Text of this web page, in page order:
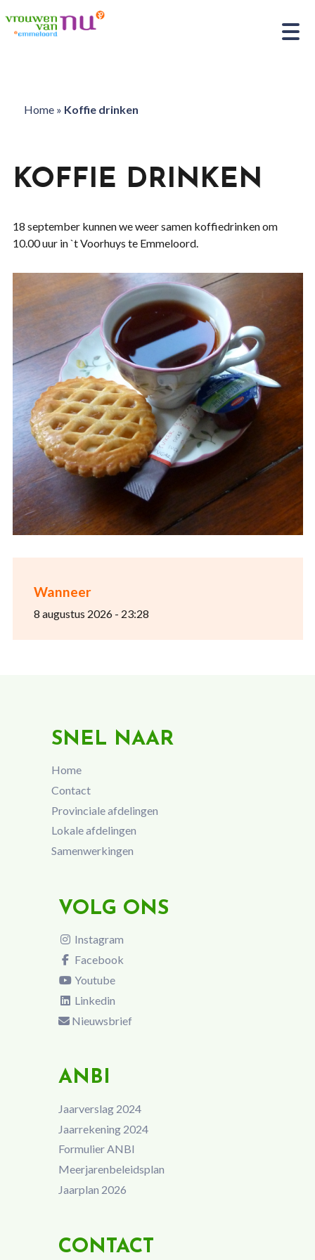
Home» Koffie drinken
Wanneer
8 augustus 2026 - 23:28
KOFFIE DRINKEN
18 september kunnen we weer samen koffiedrinken om
10.00 uur in `t Voorhuys te Emmeloord.
SNEL NAAR
Home
Contact
Provinciale afdelingen
Lokale afdelingen
Samenwerkingen
VOLG ONS
Instagram
Facebook
Youtube
Linkedin
Nieuwsbrief
ANBI
Jaarverslag 2024
Jaarrekening 2024
Formulier ANBI
Meerjarenbeleidsplan
Jaarplan 2026
CONTACT